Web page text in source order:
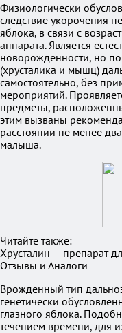
Физиологически
следствие укорочения
яблока, в связи с
аппарата. Является
новорожденности, но по
(хрусталика и мышц)
самостоятельно, без
мероприятий.
предметы,
этим вызваны
расстоянии не менее
малыша.
Читайте также:
Хрусталин — препарат
Отзывы и Аналоги
Врожденный тип
генетически
глазного яблока.
течением времени, для